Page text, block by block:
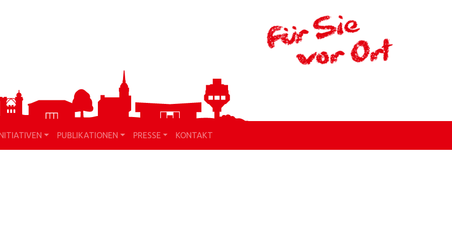
PUBLIKATIONEN PRESSE KONTAKT